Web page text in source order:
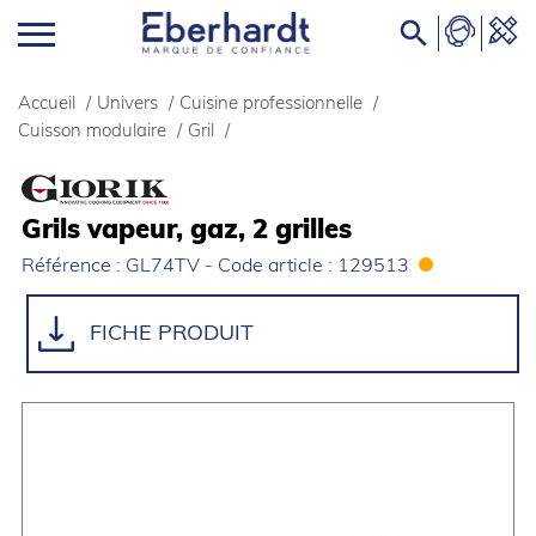

Accueil / Univers / Cuisine professionnelle /
Cuisson modulaire / Gril /
Grils vapeur, gaz, 2 grilles
Référence : GL74TV - Code article : 129513
FICHE PRODUIT